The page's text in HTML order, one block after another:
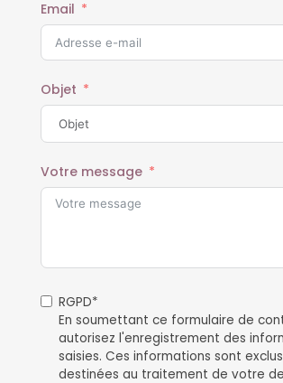
Email
Objet
Votre message
RGPD*
En soumettant ce formulaire de
autorisez l'enregistrement des
saisies. Ces informations sont
destinées au traitement de votre